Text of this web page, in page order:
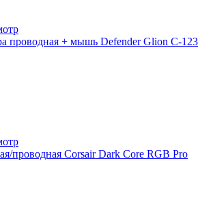
проводная + мышь Defender Glion C-123
проводная Corsair Dark Core RGB Pro